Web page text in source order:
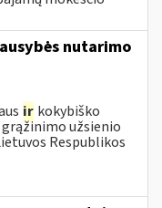
nutarimo
ir kokybiško
užsienio
Respublikos